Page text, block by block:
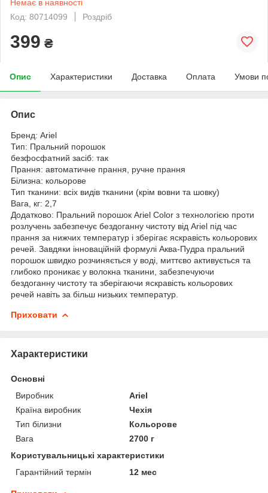
Немає в наявності
Код: 80714099
Роздріб
399 ₴
Опис Характеристики Доставка Оплата Умови
Опис
Бренд: Ariel
Тип: Пральний порошок
безфосфатний засіб: так
Прання: автоматичне прання, ручне прання
Білизна: кольорове
Тип тканини: всіх видів тканини (крім вовни та шовку)
Вага, кг: 2,7
Додатково: Пральний порошок Ariel Color з технологією проти
розлучень забезпечує бездоганну чистоту від Ariel під час
прання за нижчих температур і зберігає яскравість кольорових
речей. Завдяки інноваційній формулі Аква-Пудра пральний
порошок швидко розчиняється у воді, миттєво активується та
глибоко проникає у волокна тканини, забезпечуючи
бездоганну чистоту та зберігаючи яскравість кольорових
речей навіть за більш низьких температур.
Приховати
Характеристики
Основні
Виробник
Ariel
Країна виробник
Чехія
Тип білизни
Кольорове
Вага
2700 г
Користувальницькі характеристики
Гарантійний термін
12 мес